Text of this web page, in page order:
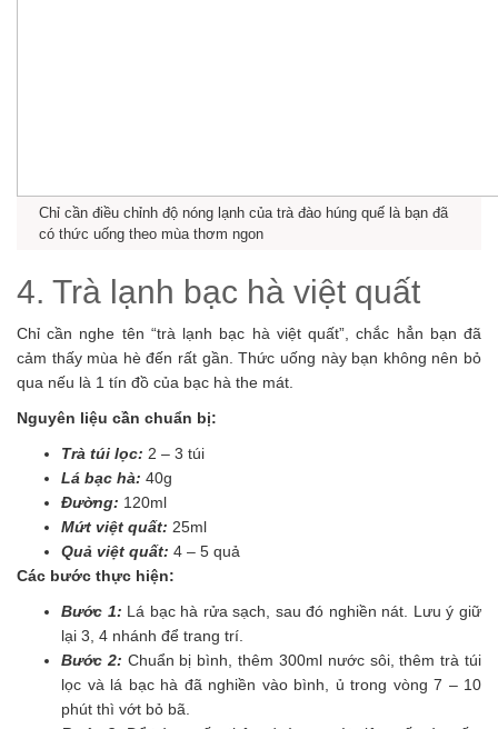
Chỉ cần điều chỉnh độ nóng lạnh của trà đào húng quế là bạn đã
có thức uống theo mùa thơm ngon
4. Trà lạnh bạc hà việt quất
Chỉ cần nghe tên “trà lạnh bạc hà việt quất”, chắc hẳn bạn đã
cảm thấy mùa hè đến rất gần. Thức uống này bạn không nên bỏ
qua nếu là 1 tín đồ của bạc hà the mát.
Nguyên liệu cần chuẩn bị:
Trà túi lọc: 2 – 3 túi
Lá bạc hà: 40g
Đường: 120ml
Mứt việt quất: 25ml
Quả việt quất: 4 – 5 quả
Các bước thực hiện:
Bước 1: Lá bạc hà rửa sạch, sau đó nghiền nát. Lưu ý giữ
lại 3, 4 nhánh để trang trí.
Bước 2: Chuẩn bị bình, thêm 300ml nước sôi, thêm trà túi
lọc và lá bạc hà đã nghiền vào bình, ủ trong vòng 7 – 10
phút thì vớt bỏ bã.